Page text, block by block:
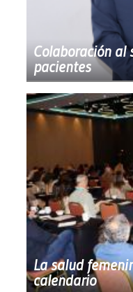
Colaboración al
pacientes
La salud
calendario